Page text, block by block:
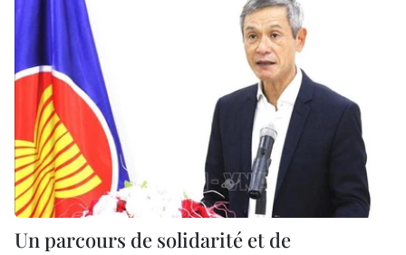
Un parcours de solidarité et de